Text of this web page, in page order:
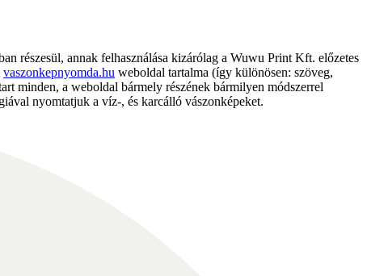
részesül, annak felhasználása kizárólag a Wuwu Print Kft. előzetes
vaszonkepnyomda.hu weboldal tartalma (így különösen: szöveg,
minden, a weboldal bármely részének bármilyen módszerrel
nyomtatjuk a víz-, és karcálló vászonképeket.